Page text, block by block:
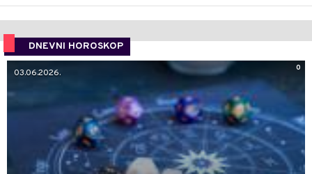
DNEVNI HOROSKOP
0
03.06.2026.